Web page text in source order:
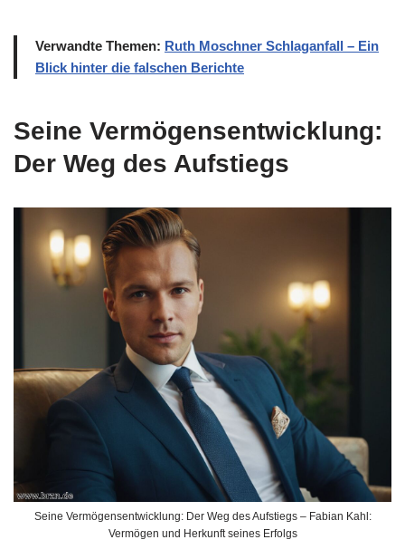
Verwandte Themen: Ruth Moschner Schlaganfall – Ein
Blick hinter die falschen Berichte
Seine Vermögensentwicklung:
Der Weg des Aufstiegs
Seine Vermögensentwicklung: Der Weg des Aufstiegs – Fabian Kahl:
Vermögen und Herkunft seines Erfolgs